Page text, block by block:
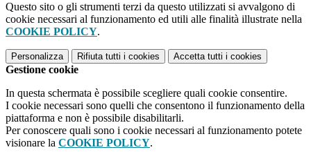
Questo sito o gli strumenti terzi da questo utilizzati si avvalgono di
cookie necessari al funzionamento ed utili alle finalità illustrate nella
COOKIE POLICY.
Personalizza Rifiuta tutti i cookies Accetta tutti i cookies
Gestione cookie
In questa schermata è possibile scegliere quali cookie consentire.
I cookie necessari sono quelli che consentono il funzionamento della
piattaforma e non è possibile disabilitarli.
Per conoscere quali sono i cookie necessari al funzionamento potete
visionare la COOKIE POLICY.